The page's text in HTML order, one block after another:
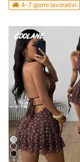
4-7 giorni lavorativi
4